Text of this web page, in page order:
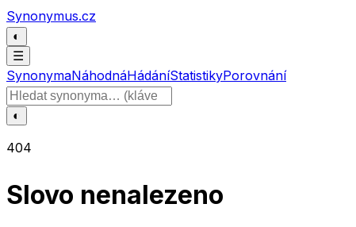
Přeskočit na obsah
Synonymus.cz
◐
☰
SynonymaNáhodnáHádáníStatistikyPorovnání
Hledat slovo
◐
404
Slovo nenalezeno